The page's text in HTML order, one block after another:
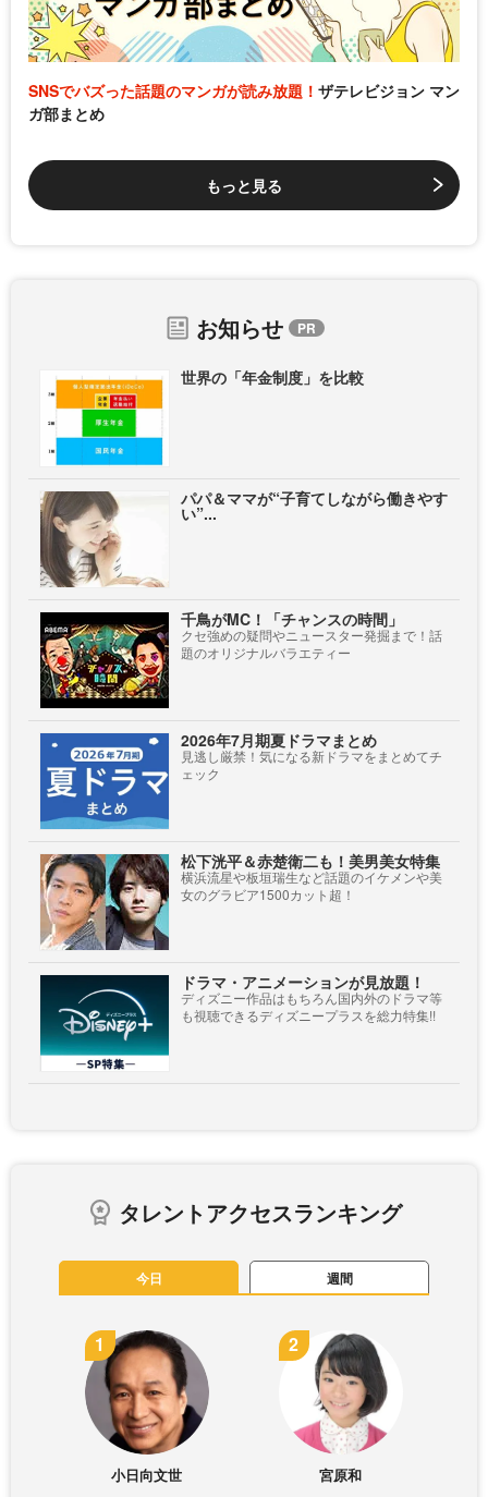
SNSでバズった話題のマンガが読み放題！ ザテレビジョン マン
ガ部まとめ
もっと見る
お知らせ
世界の「年金制度」を比較
パパ＆ママが“子育てしながら働きやす
い”...
千鳥がMC！「チャンスの時間」
クセ強めの疑問やニュースター発掘まで！話
題のオリジナルバラエティー
2026年7月期夏ドラマまとめ
見逃し厳禁！気になる新ドラマをまとめてチ
ェック
松下洸平＆赤楚衛二も！美男美女特集
横浜流星や板垣瑞生など話題のイケメンや美
女のグラビア1500カット超！
ドラマ・アニメーションが見放題！
ディズニー作品はもちろん国内外のドラマ等
も視聴できるディズニープラスを総力特集!!
タレントアクセスランキング
今日 週間
小日向文世 宮原和